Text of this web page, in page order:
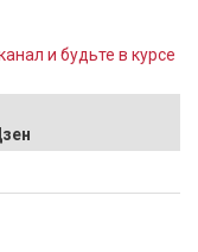
и будьте в курсе
российские